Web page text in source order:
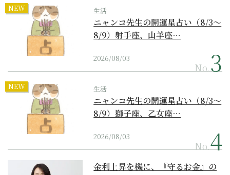
NEW 生活
ニャンコ先生の開運星占い（8/3～
8/9）射手座、山羊座…
2026/08/03
No.
NEW 生活
ニャンコ先生の開運星占い（8/3～
8/9）獅子座、乙女座…
2026/08/03
No.
金利上昇を機に、『守るお金』の